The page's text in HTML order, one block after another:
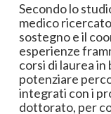
Secondo lo
medico
sostegno e il
esperienze
corsi di laurea
potenziare
integrati con i
dottorato, per